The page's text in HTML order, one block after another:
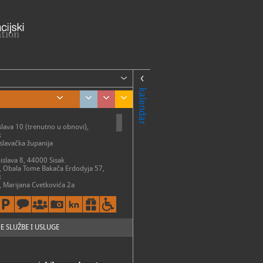
kalendar
10 (trenutno u obnovi),
županija
8, 44000 Sisak
Obala Tome Bakača Erdodyja 57,
Marijana Cvetkovića 2a
Caprag
kuća, Obala Tome
SLUŽBE I USLUGE